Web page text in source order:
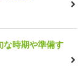
な時期や準備す